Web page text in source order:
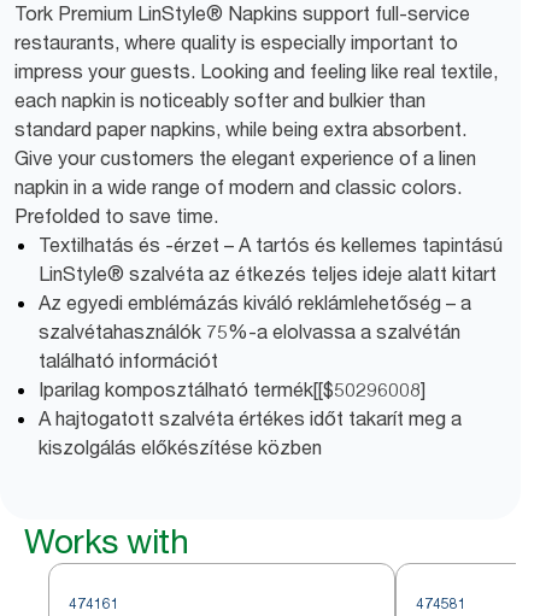
Tork Premium LinStyle® Napkins support full-service
restaurants, where quality is especially important to
impress your guests. Looking and feeling like real textile,
each napkin is noticeably softer and bulkier than
standard paper napkins, while being extra absorbent.
Give your customers the elegant experience of a linen
napkin in a wide range of modern and classic colors.
Prefolded to save time.
Textilhatás és -érzet – A tartós és kellemes tapintású
LinStyle® szalvéta az étkezés teljes ideje alatt kitart
Az egyedi emblémázás kiváló reklámlehetőség – a
szalvétahasználók 75%-a elolvassa a szalvétán
található információt
Iparilag komposztálható termék[[$50296008]
A hajtogatott szalvéta értékes időt takarít meg a
kiszolgálás előkészítése közben
Works with
474161 474581